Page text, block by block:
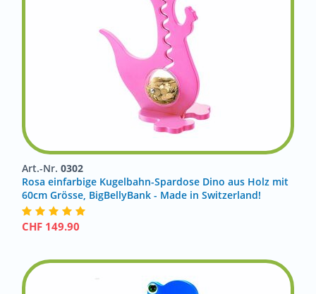
Art.-Nr. 0302
Rosa einfarbige Kugelbahn-Spardose Dino aus Holz mit
60cm Grösse, BigBellyBank - Made in Switzerland!
CHF 149.90